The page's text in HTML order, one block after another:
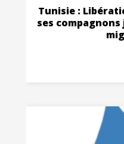
Tunisie :
ses